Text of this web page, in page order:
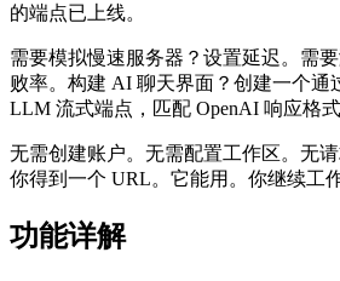
的端点已上线。
需要模拟慢速服务器？设置延迟。需
败率。构建 AI 聊天界面？创建一个通
LLM 流式端点，匹配 OpenAI 响应格式
无需创建账户。无需配置工作区。无请
你得到一个 URL。它能用。你继续工作
功能详解